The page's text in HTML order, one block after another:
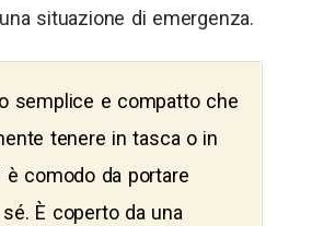
situazione di emergenza.
semplice e compatto che
tenere in tasca o in
è comodo da portare
È coperto da una